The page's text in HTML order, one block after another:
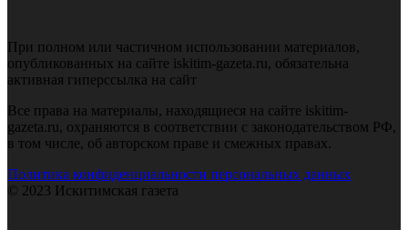
При полном или частичном использовании материалов,
опубликованных на сайте iskitim-gazeta.ru, обязательна
активная гиперссылка на сайт
Все права на материалы, находящиеся на сайте iskitim-
gazeta.ru, охраняются в соответствии с законодательством РФ,
в том числе, об авторском праве и смежных правах.
Политика конфиденциальности персональных данных
© 2023 Искитимская газета